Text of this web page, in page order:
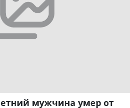
мужчина умер от